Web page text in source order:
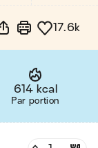
17.6k
614 kcal
Par portion